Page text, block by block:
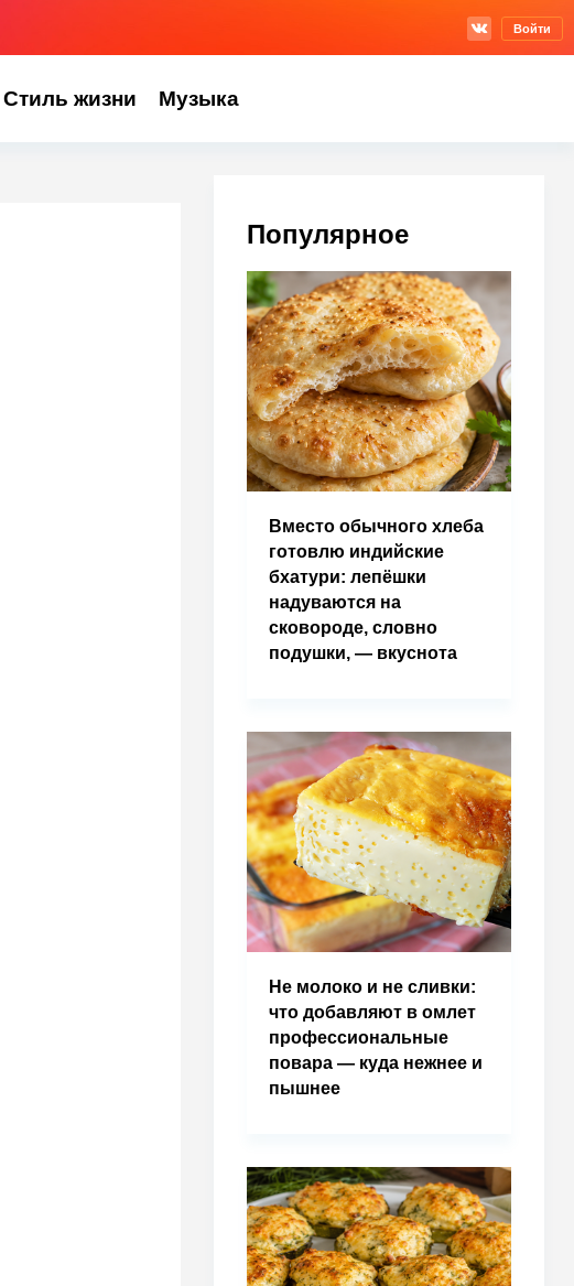
Войти
Стиль жизни Музыка
Популярное
Вместо обычного хлеба
готовлю индийские
бхатури: лепёшки
надуваются на
сковороде, словно
подушки, — вкуснота
Не молоко и не сливки:
что добавляют в омлет
профессиональные
повара — куда нежнее и
пышнее